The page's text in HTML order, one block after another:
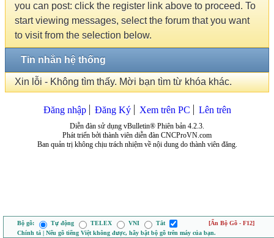
you can post: click the register link above to proceed. To
start viewing messages, select the forum that you want
to visit from the selection below.
Tin nhắn hệ thống
Xin lỗi - Không tìm thấy. Mời bạn tìm từ khóa khác.
Đăng nhập Đăng Ký Xem trên PC Lên trên
Diễn đàn sử dụng vBulletin® Phiên bản 4.2.3.
Phát triển bởi thành viên diễn đàn CNCProVN.com
Ban quản trị không chịu trách nhiệm về nội dung do thành viên đăng.
Bộ gõ: Tự động TELEX VNI Tắt
[Ẩn Bộ Gõ - F12]
Chính tả | Nếu gõ tiếng Việt không được, hãy bật bộ gõ trên máy của bạn.